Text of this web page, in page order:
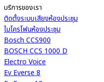
บริการของเรา
ติดตั้งระบบเสียงห้องประชุม
ไมโครโฟนห้องประชุม
Bosch CCS900
BOSCH CCS 1000 D
Electro Voice
Ev Everse 8